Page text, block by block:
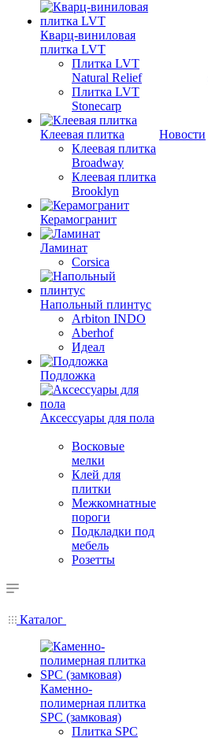
Кварц-виниловая
плитка LVT
Плитка LVT
Natural Relief
Плитка LVT
Stonecarp
Клеевая плитка
Клеевая плитка
Broadway
Клеевая плитка
Brooklyn
Керамогранит
Ламинат
Corsica
Напольный плинтус
Arbiton INDO
Aberhof
Идеал
Подложка
Аксессуары для пола
Восковые
мелки
Клей для
плитки
Межкомнатные
пороги
Подкладки под
мебель
Розетты
Новости
Каталог
Каменно-
полимерная плитка
SPC (замковая)
Плитка SPC